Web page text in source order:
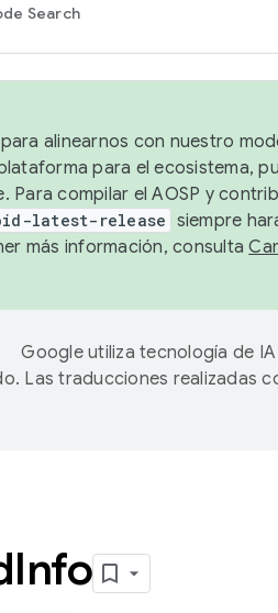
Search
alinearnos con nuestro
para el ecosistema,
Para compilar el AOSP y
latest-release siempre
más información, consulta
Google utiliza tecnología de
Las traducciones realizadas
Info